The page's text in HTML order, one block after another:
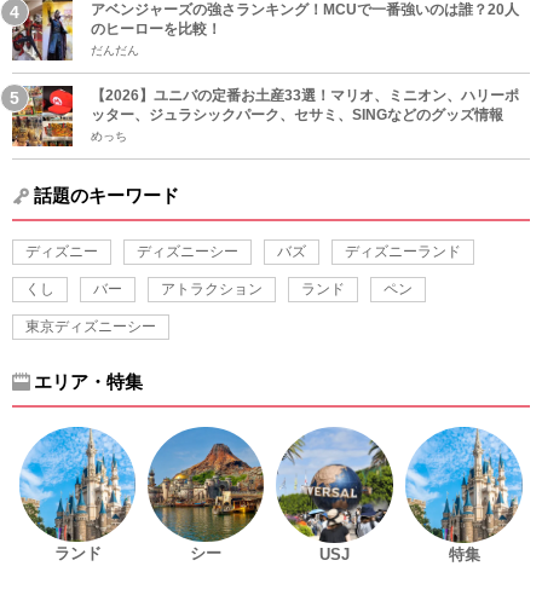
アベンジャーズの強さランキング！MCUで一番強いのは誰？20人
のヒーローを比較！
だんだん
【2026】ユニバの定番お土産33選！マリオ、ミニオン、ハリーポ
ッター、ジュラシックパーク、セサミ、SINGなどのグッズ情報
めっち
話題のキーワード
ディズニー ディズニーシー バズ ディズニーランド
くし バー アトラクション ランド ペン
東京ディズニーシー
エリア・特集
ランド シー USJ 特集